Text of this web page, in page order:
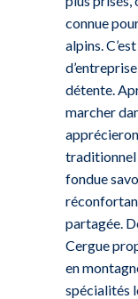
connue
alpins.
détente.
marcher
traditionnel
fondue
partagée.
Cergue
en
spécialités